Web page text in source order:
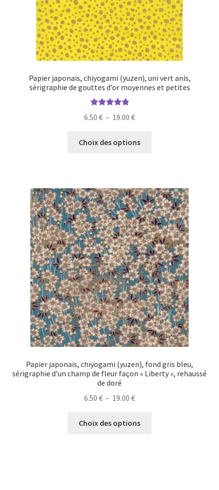
page
du
produit
Papier japonais, chiyogami (yuzen), uni vert anis,
sérigraphie de gouttes d’or moyennes et petites
6.50 € – 19.00 €Plage
prix :
Choix des options
variations.
Les
options
peuvent
être
choisies
sur
la
page
du
produit
Papier japonais, chiyogami (yuzen), fond gris bleu,
sérigraphie d’un champ de fleur façon « Liberty », rehaussé
de doré
6.50 € – 19.00 €Plage
prix :
Choix des options